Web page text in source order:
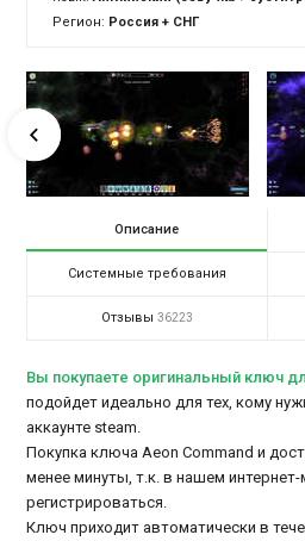
Регион: Россия + СНГ
Описание
Системные требования
Отзывы 36223
Вы покупаете оригинальный ключ
подойдет идеально для тех, кому
аккаунте steam.
Покупка ключа Aeon Command и
менее минуты, т.к. в нашем интернет-
регистрироваться.
Ключ приходит автоматически в